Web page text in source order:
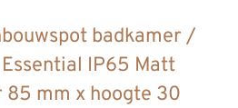
badkamer /
IP65 Matt
mm x hoogte 30